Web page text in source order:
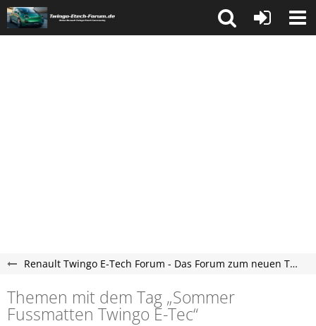
Renault Twingo E-Tech Forum - Das Forum zum neuen Twingo ab 2025
Themen mit dem Tag „Sommer
Fussmatten Twingo E-Tec“